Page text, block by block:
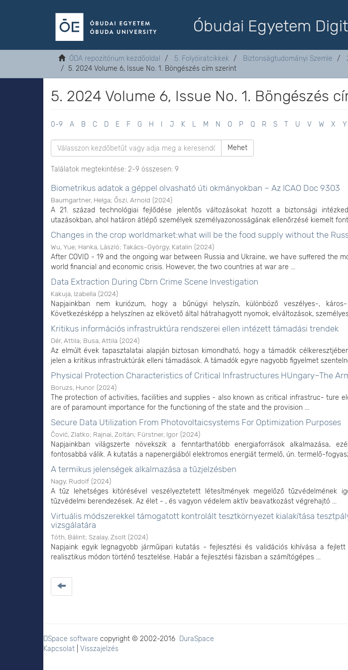
Óbudai Egyetem
ÓDA repozitórium kezdőoldal 5. Folyóiratcikkek Biztonságtudományi Szemle
5. 2024 Volume 6, Issue No. 1. Böngészés cím szerint
5. 2024 Volume 6, Issue No. 1. Böngészés
0-9 A B C D E F G H J K L M N O P Q R S T U V W X Y
Mehet
Találatok megtekintése: 2-9 összesen: 9
Biometrikus adatok a géppel olvasható úti okmányokban – Az ICAO Doc 9303
Baumgartner, Helga; Őszi, Arnold (2024)
A 21. század technológiai fejlődése jelentős változásokat hozott a biztonsági
utazásokban, ahol határon átlépő személyek személyazonosságának ellenőrzésé kiemelt
Changes in the crop worldmarket:what will be the food supply without the
Wu, Yue; Hanka, László; Takács-György, Katalin (2024)
After COVID - 19 and the ongoing war between Russia and Ukraine, we have suffered the
world financial and economic crisis. However, the two countries at war are ...
Data Extraction During Cbrn Crime Scene Investigation
Kakuja, Izabella (2024)
Napjainkban nem kuriózum, hogy a bűnügyi helyszín, különböző veszélyes-,
Következésképp a helyszínen az elkövető által hátrahagyott nyomok, elváltozások,
Kritikus információs infrastruktúra rendszerei ellen intézett támadási trendek
Dér, Attila; Busa, Attila (2024)
Az elmúlt évek tapasztalatai alapján biztosan kimondható, hogy a támadók
jelen a kritikus infrastruktúrák elleni támadások. A támadók egyre nagyobb figyelmet
Physical Protection Characteristics of Critical Infrastructures HUngary–The
Boruzs, Hunor (2024)
The protection of activities, facilities and supplies - also known as critical infrastruc- ture
are of paramount importance for the functioning of the state and the provision ...
Secure Data Utilization From Photovoltaicsystems For Optimization Purposes
Čović, Zlatko; Rajnai, Zoltán; Fürstner, Igor (2024)
Napjainkban világszerte növekszik a fenntarthatóbb energiaforrások alkalmazása,
fontosabbá válik. A kutatás a napenergiából elektromos energiát termelő, ún. termelő-
A termikus jelenségek alkalmazása a tűzjelzésben
Nagy, Rudolf (2024)
A tűz lehetséges kitörésével veszélyeztetett létesítmények megelőző tűzvédelmének
tűzvédelmi berendezések. Az élet - , és vagyon védelem aktív beavatkozást végrehajtó ...
Virtuális módszerekkel támogatott kontrolált tesztkörnyezet kialakítása
vizsgálatára
Tóth, Bálint; Szalay, Zsolt (2024)
Napjaink egyik legnagyobb járműipari kutatás - fejlesztési és validációs kihívása a
realisztikus módon történő tesztelése. Habár a fejlesztési fázisban a számítógépes ...
DSpace software copyright © 2002-2016 DuraSpace
Kapcsolat
Visszajelzés